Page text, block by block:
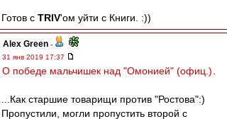
Готов с TRIV'ом уйти с Книги. :))
Alex Green -
31 янв 2019 17:37
О победе мальчишек над "Омонией" (офиц.)
...Как старшие товарищи против "Ростова":)
Пропустили, могли пропустить второй с